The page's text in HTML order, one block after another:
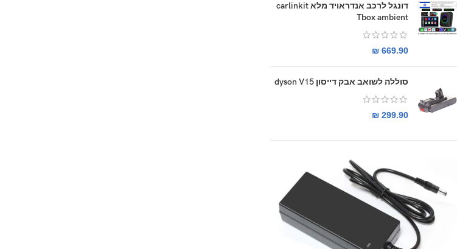
דונגל לרכב אנדראויד מלא carlinkit
Tbox ambient
₪ 669.90
סוללה לשואב אבק דייסון dyson V15
₪ 299.90